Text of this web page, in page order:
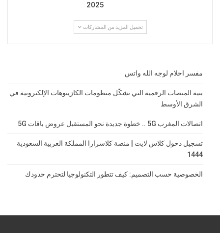
2025
تحميل المزيد من المشاركات
مفسر احلام لوجه الله واتس
بنية المنصات الرقمية التي تشكّل منظومات الكازينوهات الإلكترونية في
الشرق الأوسط
اتصالات المغرب 5G .. خطوة جديدة نحو المستقبل عروض باقات 5G
تسجيل دخول كلاس لايت | منصة كلاسرارا المملكة العربية السعودية
1444
الخصوصية حسب التصميم: كيف تتطور التكنولوجيا لتحترم حدودك